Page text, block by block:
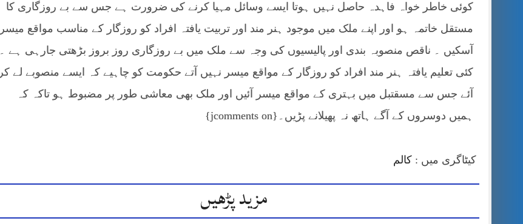
کوئی خاطر خواہ فاہدہ حاصل نہیں ہوتا ایسے وسائل مہیا کرنے کی ضرورت ہے جس سے بے روزگاری کا
مستقل خاتمہ ہو اور اپنے ملک میں موجود ہنر مند اور تربیت یافتہ افراد کو روزگار کے مناسب مواقع میسر
آسکیں ۔ ناقص منصوبہ بندی اور پالیسیوں کی وجہ سے ملک میں بے روزگاری روز بروز بڑھتی جارہی ہے ۔
کئی تعلیم یافتہ ہنر مند افراد کو روزگار کے مواقع میسر نہیں آتے حکومت کو چاہیے کہ ایسے منصوبے لے کر
آئے جس سے مسقتبل میں بہتری کے مواقع میسر آئیں اور ملک بھی معاشی طور پر مضبوط ہو تاکہ کہ
ہمیں دوسروں کے آگے ہاتھ نہ پھیلانے پڑیں۔{jcomments on}
کیٹاگری میں : کالم
مزید پڑھیں